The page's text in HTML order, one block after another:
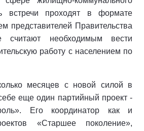
встречи проходят в формате
представителей Правительства
считают необходимым вести
работу с населением по
месяцев с новой силой в
еще один партийный проект -
Его координатор как и
«Старшее поколение»,